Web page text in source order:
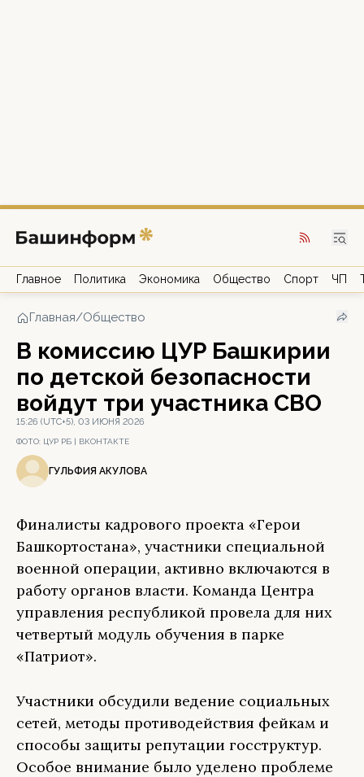
Главное Политика Экономика Общество Спорт ЧП
Главная/Общество
В комиссию ЦУР Башкирии
по детской безопасности
войдут три участника СВО
15:26 (UTC+5), 03 ИЮНЯ 2026
ФОТО: ЦУР РБ | ВКОНТАКТЕ
ГУЛЬФИЯ АКУЛОВА
Финалисты кадрового проекта «Герои
Башкортостана», участники специальной
военной операции, активно включаются в
работу органов власти. Команда Центра
управления республикой провела для них
четвертый модуль обучения в парке
«Патриот».
Участники обсудили ведение социальных
сетей, методы противодействия фейкам и
способы защиты репутации госструктур.
Особое внимание было уделено проблеме